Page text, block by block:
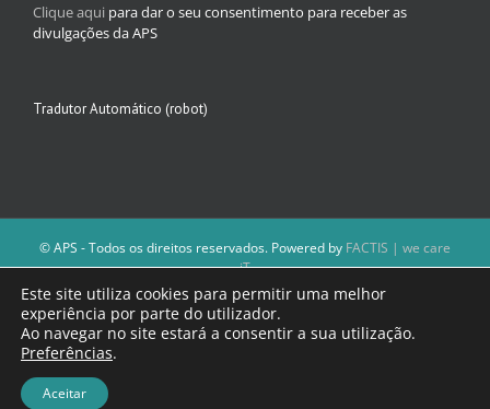
Clique aqui para dar o seu consentimento para receber as
divulgações da APS
Tradutor Automático (robot)
© APS - Todos os direitos reservados. Powered by FACTIS | we care
iT
A Direção da APS reserva-se o direito de não publicar conteúdos que
violem as leis nacionais.
Os textos assinados e as imagens depositadas são da inteira
Este site utiliza cookies para permitir uma melhor
experiência por parte do utilizador.
Ao navegar no site estará a consentir a sua utilização.
Preferências.
Aceitar